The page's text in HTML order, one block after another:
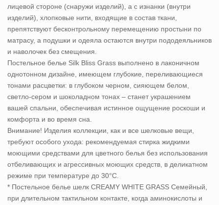
лицевой стороне (снаружи изделий), а с изнанки (внутри
изделий), хлопковые нити, входящие в состав ткани,
препятствуют бесконтрольному перемещению простыни по
матрасу, а подушки и одеяла остаются внутри пододеяльников
и наволочек без смещения.
Постельное белье Silk Bliss Grass выполнено в лаконичном
однотонном дизайне, имеющем глубокие, переливающиеся
тонами расцветки: в глубоком черном, сияющем белом,
светло-сером и шоколадном тонах – станет украшением
вашей спальни, обеспечивая истинное ощущение роскоши и
комфорта и во время сна.
Внимание! Изделия коллекции, как и все шелковые вещи,
требуют особого ухода: рекомендуемая стирка жидкими
моющими средствами для цветного белья без использования
отбеливающих и агрессивных моющих средств, в деликатном
режиме при температуре до 30°С.
* Постельное белье шелк CREAMY WHITE GRASS Семейный,
при длительном тактильном контакте, когда аминокислоты и